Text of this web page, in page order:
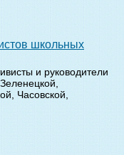
и руководители
Часовской,